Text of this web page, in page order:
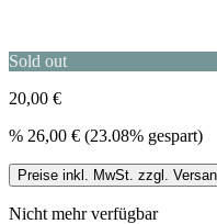
Sold out
20,00 €
% 26,00 € (23.08% gespart)
Preise inkl. MwSt. zzgl.
Nicht mehr verfügbar